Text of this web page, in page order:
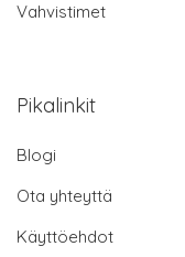
Vahvistimet
Pikalinkit
Blogi
Ota yhteyttä
Käyttöehdot